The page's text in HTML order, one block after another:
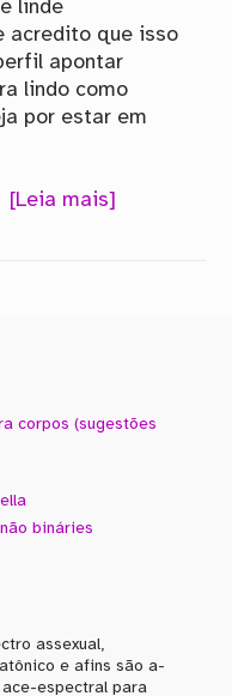
linde
acredito que isso
apontar
lindo como
por estar em
[Leia mais]
corpos (sugestões
bináries
assexual,
e afins são a-
espectral para